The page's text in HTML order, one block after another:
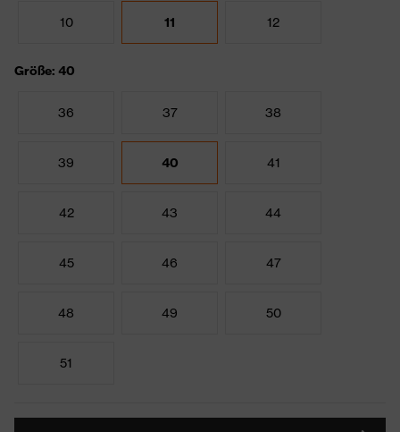
10 11 12
Größe: 40
36 37 38
39 40 41
42 43 44
45 46 47
48 49 50
51